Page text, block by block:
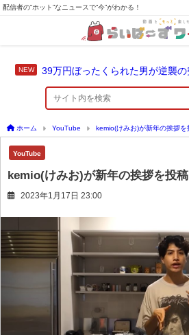
配信者の“ホット”なニュースで“今”がわかる！
ホーム YouTube kemio(けみお)が新年の挨拶を
YouTube
kemio(けみお)が新年の挨拶を投
2023年1月17日 23:00